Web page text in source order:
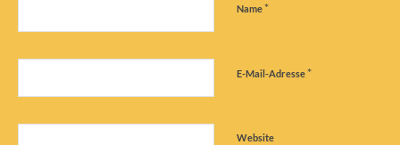
Name *
E-Mail-Adresse *
Website